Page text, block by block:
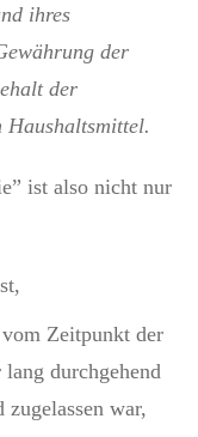
ihres
der
der
Haushaltsmittel.
ist also nicht nur
Zeitpunkt der
durchgehend
war,